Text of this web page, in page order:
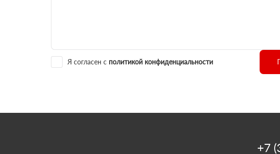
Я согласен с политикой конфиденциальности
+7